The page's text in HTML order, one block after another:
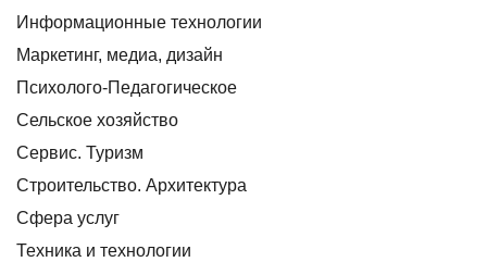
Информационные технологии
Маркетинг, медиа, дизайн
Психолого-Педагогическое
Сельское хозяйство
Сервис. Туризм
Строительство. Архитектура
Сфера услуг
Техника и технологии